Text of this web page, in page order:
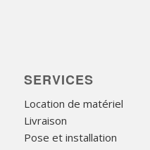
SERVICES
Location de matériel
Livraison
Pose et installation